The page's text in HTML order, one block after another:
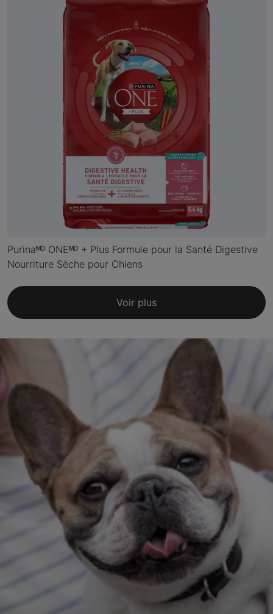
Purinaᴹᴰ ONEᴹᴰ + Plus Formule pour la Santé Digestive
Nourriture Sèche pour Chiens
Voir plus